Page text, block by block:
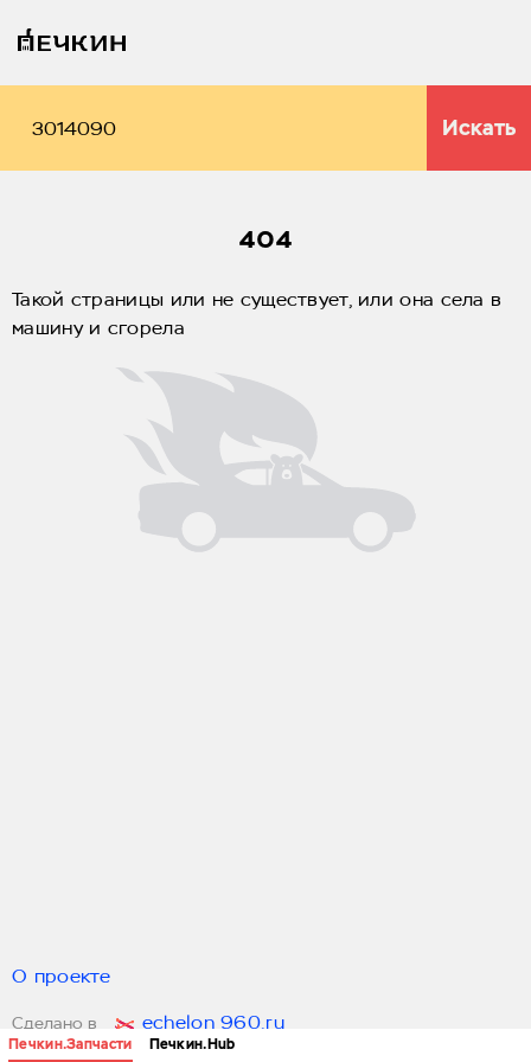
Печкин.Запчасти Печкин.Hub
Искать
404
Такой страницы или не существует, или она села в
машину и сгорела
О проекте
Сделано в echelon 960.ru